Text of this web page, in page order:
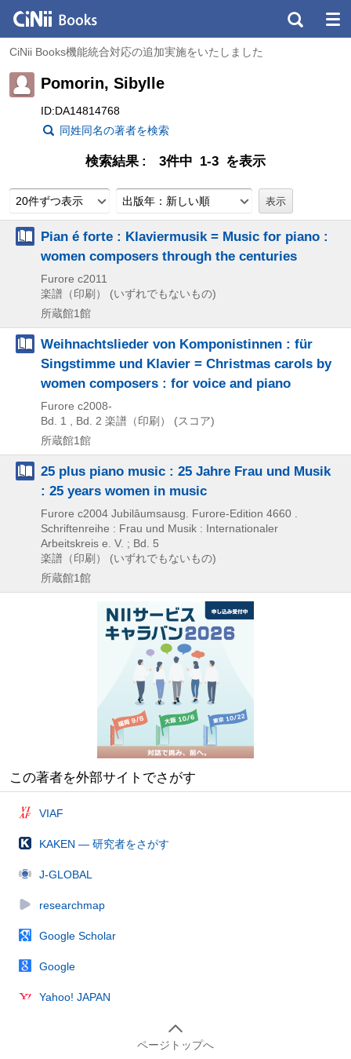
CiNii Books機能統合対応の追加実施をいたしました
Pomorin, Sibylle
ID:DA14814768
同姓同名の著者を検索
検索結果 3件中 1-3 を表示
20件ずつ表示 出版年：新しい順
Pian é forte : Klaviermusik = Music for piano :
women composers through the centuries
Furore c2011
楽譜（印刷） (いずれでもないもの)
所蔵館1館
Weihnachtslieder von Komponistinnen : für
Singstimme und Klavier = Christmas carols by
women composers : for voice and piano
Furore c2008-
Bd. 1 , Bd. 2 楽譜（印刷） (スコア)
所蔵館1館
25 plus piano music : 25 Jahre Frau und Musik
: 25 years women in music
Furore c2004 Jubilâumsausg.
Furore-Edition 4660 .
Schriftenreihe : Frau und Musik : Internationaler
Arbeitskreis e. V. ; Bd. 5
楽譜（印刷） (いずれでもないもの)
所蔵館1館
この著者を外部サイトでさがす
VIAF
KAKEN — 研究者をさがす
J-GLOBAL
researchmap
Google Scholar
Google
Yahoo! JAPAN
ページトップへ